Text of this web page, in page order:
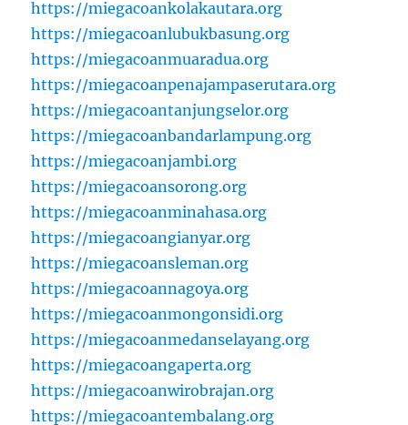
https://miegacoankolakautara.org
https://miegacoanlubukbasung.org
https://miegacoanmuaradua.org
https://miegacoanpenajampaserutara.org
https://miegacoantanjungselor.org
https://miegacoanbandarlampung.org
https://miegacoanjambi.org
https://miegacoansorong.org
https://miegacoanminahasa.org
https://miegacoangianyar.org
https://miegacoansleman.org
https://miegacoannagoya.org
https://miegacoanmongonsidi.org
https://miegacoanmedanselayang.org
https://miegacoangaperta.org
https://miegacoanwirobrajan.org
https://miegacoantembalang.org